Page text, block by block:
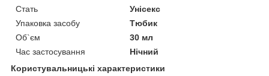
Стать
Унісекс
Упаковка засобу
Тюбик
Об`єм
30 мл
Час застосування
Нічний
Користувальницькі характеристики